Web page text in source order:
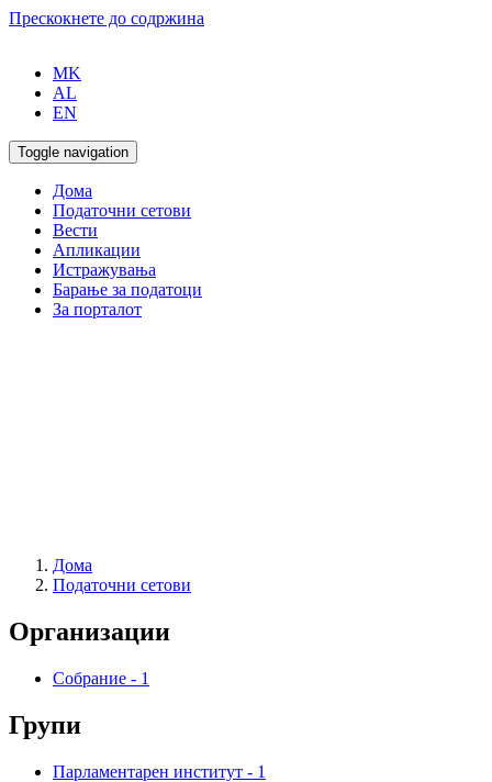
Прескокнете до содржина
MK
AL
EN
Toggle navigation
Дома
Податочни сетови
Вести
Апликации
Истражувања
Барање за податоци
За порталот
Дома
Податочни сетови
Организации
Собрание - 1
Групи
Парламентарен институт - 1